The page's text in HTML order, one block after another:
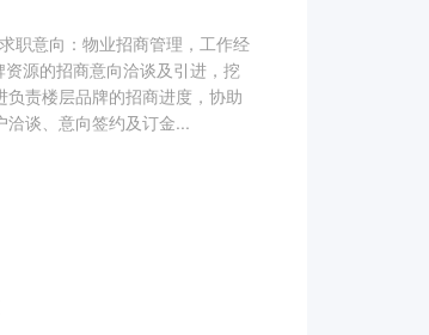
职意向：物业招商管理，工作经
源的招商意向洽谈及引进，挖
责楼层品牌的招商进度，协助
谈、意向签约及订金...